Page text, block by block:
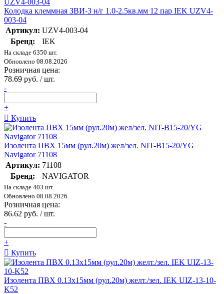
Колодка клеммная ЗВИ-3 н/г 1.0-2.5кв.мм 12 пар IEK UZV4-
003-04
Артикул: UZV4-003-04
Бренд:
IEK
На складе 6350 шт.
Обновлено 08.08.2026
Розничная цена:
78.69 руб. / шт.
-
+
Купить
Изолента ПВХ 15мм (рул.20м) жел/зел. NIT-B15-20/YG
Navigator 71108
Артикул: 71108
Бренд:
NAVIGATOR
На складе 403 шт.
Обновлено 08.08.2026
Розничная цена:
86.62 руб. / шт.
-
+
Купить
Изолента ПВХ 0.13х15мм (рул.20м) желт./зел. IEK UIZ-13-10-
K52